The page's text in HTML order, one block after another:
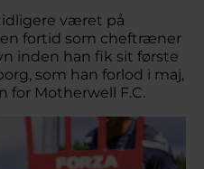
været på
en fortid som cheftræner
inden han fik sit første
som han forlod i maj,
for Motherwell F.C.